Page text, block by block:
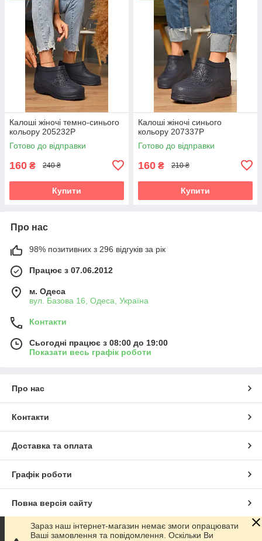
Калоші жіночі темно-синього
кольору 205232P
Готово до відправки
160 ₴ 240 ₴
Купити
Калоші жіночі синього
кольору 207337P
Готово до відправки
160 ₴ 210 ₴
Купити
Про нас
98% позитивних з 296 відгуків за рік
Працює з 07.06.2012
м. Одеса
вул. Базова 16, Одеса, Україна
Контакти
Сьогодні працює з 08:00 до 19:00
Показати весь графік роботи
Про нас
Контакти
Доставка та оплата
Графік роботи
Повна версія сайту
Сайт створено на маркетплейсіProm.ua
Зараз наш інтернет-магазин немає змоги опрацювати
Ваші замовлення та повідомлення. Оскільки Ви